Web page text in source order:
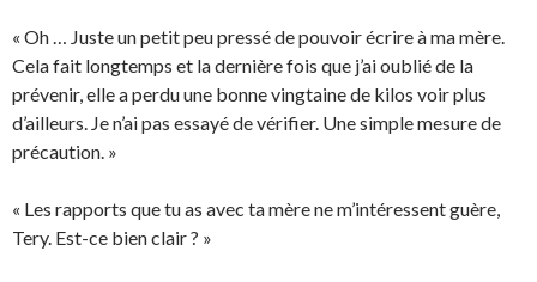
« Oh … Juste un petit peu pressé de pouvoir écrire à ma mère.
Cela fait longtemps et la dernière fois que j’ai oublié de la
prévenir, elle a perdu une bonne vingtaine de kilos voir plus
d’ailleurs. Je n’ai pas essayé de vérifier. Une simple mesure de
précaution. »
« Les rapports que tu as avec ta mère ne m’intéressent guère,
Tery. Est-ce bien clair ? »